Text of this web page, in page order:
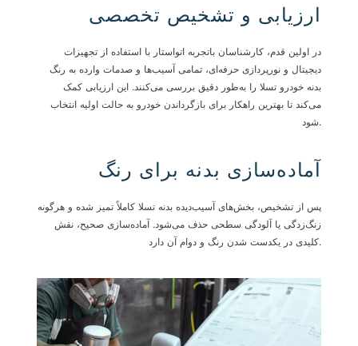
ارزیابی و تشخیص تخصصی
در اولین قدم، کارشناسان باتجربه اتواستار با استفاده از تجهیزات
دیجیتال و نورپردازی حرفه‌ای، تمامی آسیب‌ها و صدمات وارده به رنگ
بدنه خودرو تسلا را به‌طور دقیق بررسی می‌کنند. این ارزیابی کمک
می‌کند تا بهترین راهکار برای بازگرداندن خودرو به حالت اولیه انتخاب
شود.
آماده‌سازی بدنه برای رنگ
پس از تشخیص، بخش‌های آسیب‌دیده بدنه تسلا کاملاً تمیز شده و هرگونه
زنگ‌زدگی یا آلودگی سطحی حذف می‌شود. آماده‌سازی صحیح، نقش
کلیدی در یکدست شدن رنگ و دوام آن دارد.